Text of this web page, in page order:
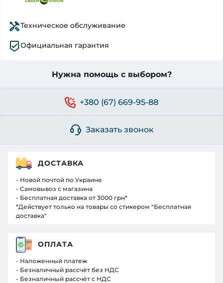
Техническое обслуживание
Официальная гарантия
Нужна помощь с выбором?
+380 (67) 669-95-88
Заказать звонок
ДОСТАВКА
- Новой почтой по Украине
- Самовывоз с магазина
- Бесплатная доставка от 3000 грн*
*Действует только на товары со стикером "Бесплатная
доставка"
ОПЛАТА
- Наложенный платеж
- Безналичный рассчёт без НДС
- Безналичный рассчёт с НДС